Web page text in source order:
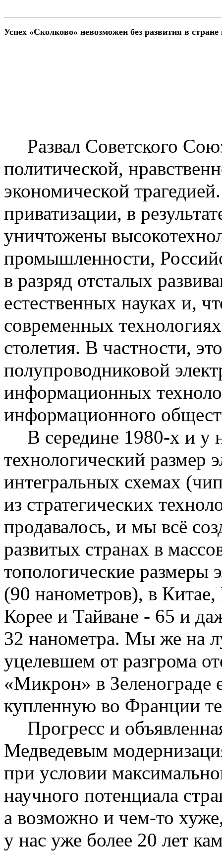
Успех «Сколково» невозможен без развития в стране
Развал Советского
политической,
экономической
приватизации, в
уничтожены
промышленности,
в разряд отсталых
естественных науках и,
современных
столетия. В частности,
полупроводниковой
информационных
информационного
В середине 1980-х и у
технологический размер
интегральных схемах
из стратегических
продавалось, и мы всё
развитых странах в
топологические размеры
(90 нанометров), в
Корее и Тайване - 65 и
32 нанометра. Мы же на
уцелевшем от разгрома
«Микрон» в Зеленограде
купленную во Франции
Прогресс и
Медведевым
при условии
научного потенциала
а возможно и чем-то
у нас уже более 20 лет